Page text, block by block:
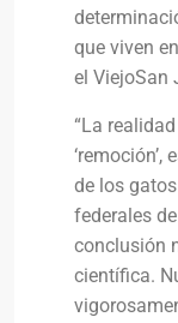
que viven
el ViejoSan
“La
de los
federales
conclusión
científica.